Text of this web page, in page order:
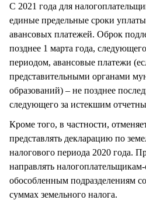
С 2021 года для
единые предельные сроки
авансовых платежей. Оброк
позднее 1 марта года,
периодом, авансовые платежи
представительными органами
образований) – не позднее
следующего за истекшим
Кроме того, в частности,
представлять декларацию по
налогового периода 2020 года.
направлять
обособленным подразделениям
суммах земельного налога.